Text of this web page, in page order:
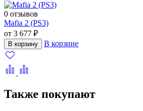
0 отзывов
Mafia 2 (PS3)
от 3 677 ₽
В корзину В корзине
Также покупают